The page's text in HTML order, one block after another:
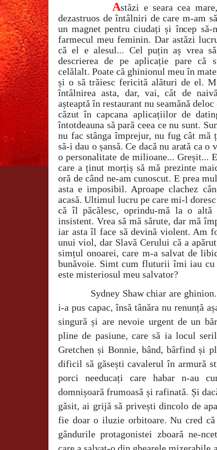
Astăzi e seara cea
dezastruos de întâlniri de care m-am
un magnet pentru ciudați și încep
farmecul meu feminin. Dar astăzi
că el e alesul... Cel puțin aș vrea
descrierea de pe aplicație pare că
celălalt. Poate că ghinionul meu în
și o să trăiesc fericită alături de el.
întâlnirea asta, dar, vai, cât de
așteaptă în restaurant nu seamănă
căzut în capcana aplicațiilor de
întotdeauna să pară ceea ce nu sunt.
nu fac stânga împrejur, nu fug cât mă
să-i dau o șansă. Ce dacă nu arată ca o
o personalitate de milioane... Greșit...
care a ținut morțiș să mă prezinte
oră de când ne-am cunoscut. E prea
asta e imposibil. Aproape clachez
acasă. Ultimul lucru pe care mi-l
că îl păcălesc, oprindu-mă la o altă
insistent. Vrea să mă sărute, dar mă
iar asta îl face să devină violent. Am
unui viol, dar Slavă Cerului că a
simțul onoarei, care m-a salvat de
bunăvoie. Simt cum fluturii îmi iau cu
este misteriosul meu salvator?
Sydney Shaw chiar are
i-a pus capac, însă tânăra nu renunță
singură și are nevoie urgent de un
pline de pasiune, care să ia locul
Gretchen și Bonnie, bând, bârfind și
dificil să găsești cavalerul în armură
porci needucați care habar n-au
domnișoară frumoasă și rafinată. Și
găsit, ai grijă să privești dincolo de
fie doar o iluzie orbitoare. Nu cred
gândurile protagonistei zboară ne-